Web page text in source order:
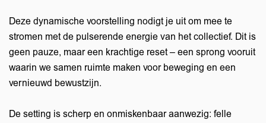
Deze dynamische voorstelling nodigt je uit om mee te
stromen met de pulserende energie van het collectief. Dit is
geen pauze, maar een krachtige reset – een sprong vooruit
waarin we samen ruimte maken voor beweging en een
vernieuwd bewustzijn.
De setting is scherp en onmiskenbaar aanwezig: felle